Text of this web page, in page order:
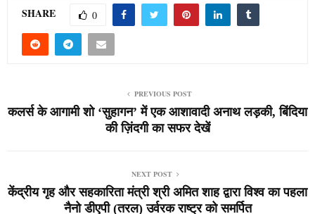
SHARE 0
PREVIOUS POST
कलर्स के आगामी शो ‘सुहागन’ में एक आशावादी अनाथ लड़की, बिंदिया
की ज़िंदगी का सफर देखें
NEXT POST
केंद्रीय गृह और सहकारिता मंत्री श्री अमित शाह द्वारा विश्व का पहला
नैनो डीएपी (तरल) उर्वरक राष्ट्र को समर्पित